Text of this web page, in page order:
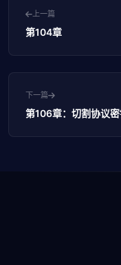
上一篇
第104章
下一篇
第106章：切割协议